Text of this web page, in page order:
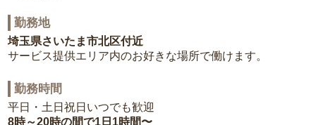
勤務地
埼玉県さいたま市北区付近
サービス提供エリア内のお好きな場所で働けます。
勤務時間
平日・土日祝日いつでも歓迎
8時～20時の間で1日1時間〜